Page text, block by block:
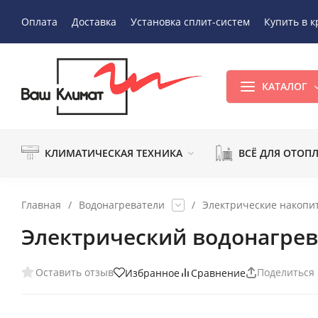
Оплата Доставка Установка сплит-систем Купить в
КАТАЛОГ
КЛИМАТИЧЕСКАЯ ТЕХНИКА ВСЁ ДЛЯ
Главная / Водонагреватели / Электрические
Электрический
Оставить отзыв Избранное Сравнение Поделиться